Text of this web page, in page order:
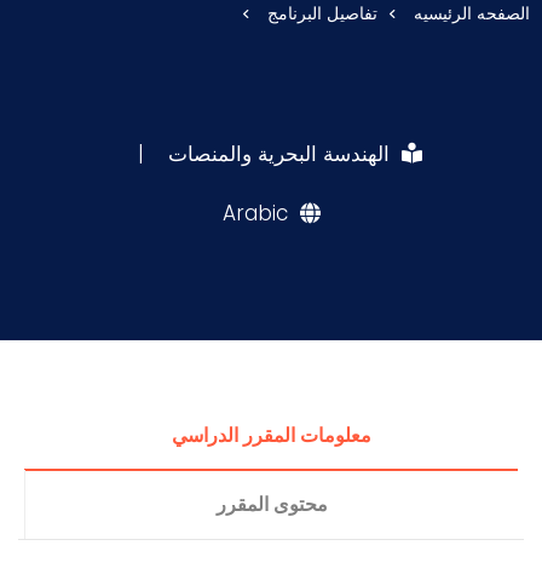
الصفحه الرئيسيه تفاصيل البرنامج
الهندسة البحرية والمنصات |
Arabic
معلومات المقرر الدراسي
محتوى المقرر